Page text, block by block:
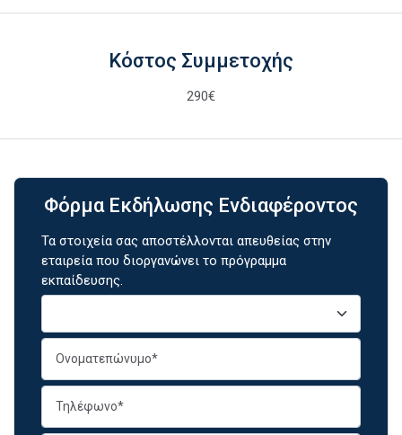
Κόστος Συμμετοχής
290€
Φόρμα Εκδήλωσης Ενδιαφέροντος
Τα στοιχεία σας αποστέλλονται απευθείας στην
εταιρεία που διοργανώνει το πρόγραμμα
εκπαίδευσης.